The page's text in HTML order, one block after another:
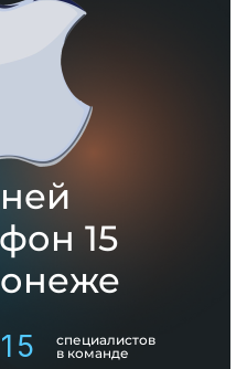
15
15
специалистов
в команде